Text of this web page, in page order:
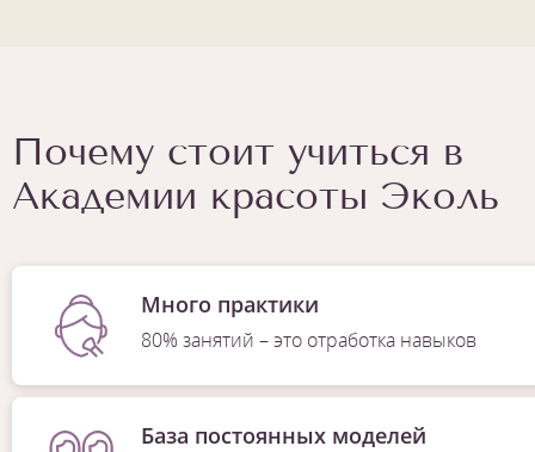
Почему стоит учиться в
Академии красоты Эколь
Много практики
80% занятий – это отработка навыков
База постоянных моделей